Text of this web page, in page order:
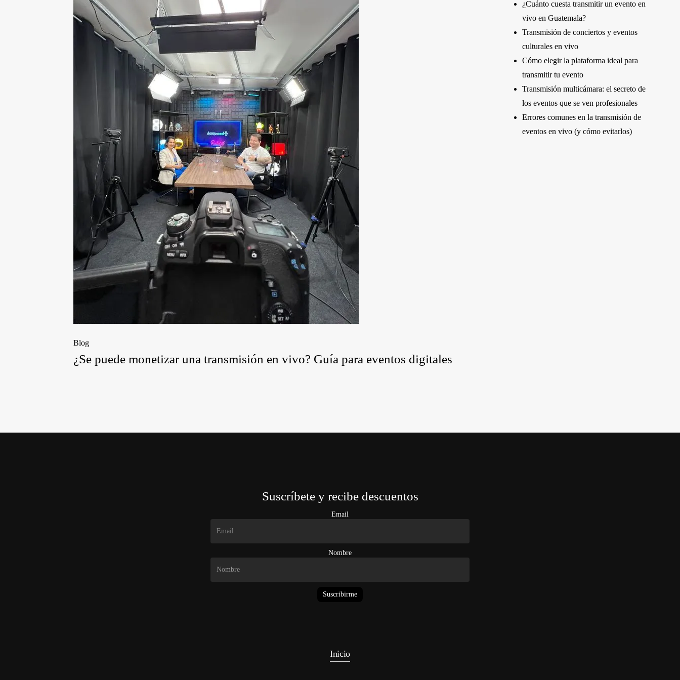
Blog
¿Se puede monetizar una transmisión en vivo? Guía para eventos digitales
¿Cuánto cuesta transmitir un evento en
vivo en Guatemala?
Transmisión de conciertos y eventos
culturales en vivo
Cómo elegir la plataforma ideal para
transmitir tu evento
Transmisión multicámara: el secreto de
los eventos que se ven profesionales
Errores comunes en la transmisión de
eventos en vivo (y cómo evitarlos)
Suscríbete y recibe descuentos
Email
Nombre
Suscribirme
Inicio